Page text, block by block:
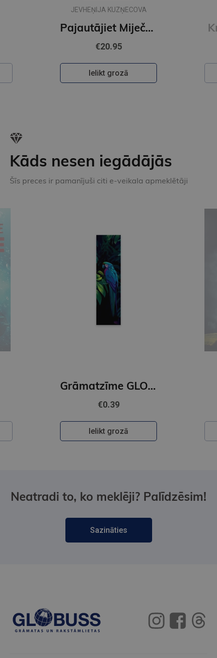
IKARS PIEBALGS
Krāsainā pasaule
€22.50
Ielikt grozā
Kāds nesen iegādājās
Šīs preces ir pamanījuši citi e-veikala apmeklētāji
Vajātājs
€22.95
Ielikt grozā
Neatradi to, ko meklēji? Palīdzēsim!
Sazināties